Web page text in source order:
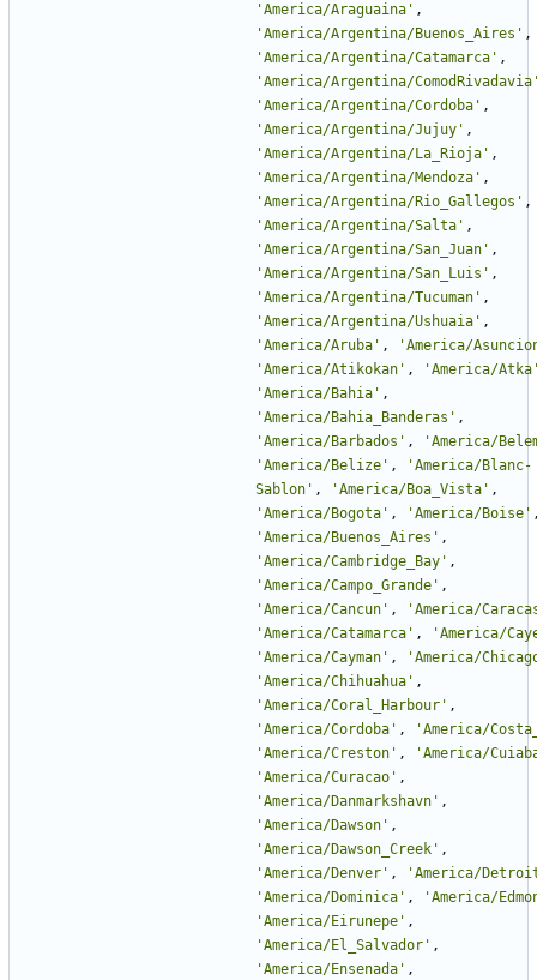
'America/Araguaina ' ,
'America/Argentina/Buenos_Aires ' ,
'America/Argentina/Catamarca ' ,
'America/Argentina/ComodRivadavia
'America/Argentina/Cordoba ' ,
'America/Argentina/Jujuy ' ,
'America/Argentina/La_Rioja ' ,
'America/Argentina/Mendoza ' ,
'America/Argentina/Rio_Gallegos ' ,
'America/Argentina/Salta ' ,
'America/Argentina/San_Juan ' ,
'America/Argentina/San_Luis ' ,
'America/Argentina/Tucuman ' ,
'America/Argentina/Ushuaia ' ,
'America/Aruba ' , 'America/
'America/Atikokan ' , 'America/Atka
'America/Bahia ' ,
'America/Bahia_Banderas ' ,
'America/Barbados ' , 'America/
'America/Belize ' , 'America/Blanc-
Sablon ' , 'America/Boa_Vista ' ,
'America/Bogota ' , 'America/Boise '
'America/Buenos_Aires ' ,
'America/Cambridge_Bay ' ,
'America/Campo_Grande ' ,
'America/Cancun ' , 'America/
'America/Catamarca ' , 'America/
'America/Cayman ' , 'America/
'America/Chihuahua ' ,
'America/Coral_Harbour ' ,
'America/Cordoba ' , 'America/
'America/Creston ' , 'America/
'America/Curacao ' ,
'America/Danmarkshavn ' ,
'America/Dawson ' ,
'America/Dawson_Creek ' ,
'America/Denver ' , 'America/
'America/Dominica ' , 'America/
'America/Eirunepe ' ,
'America/El_Salvador ' ,
'America/Ensenada ' ,